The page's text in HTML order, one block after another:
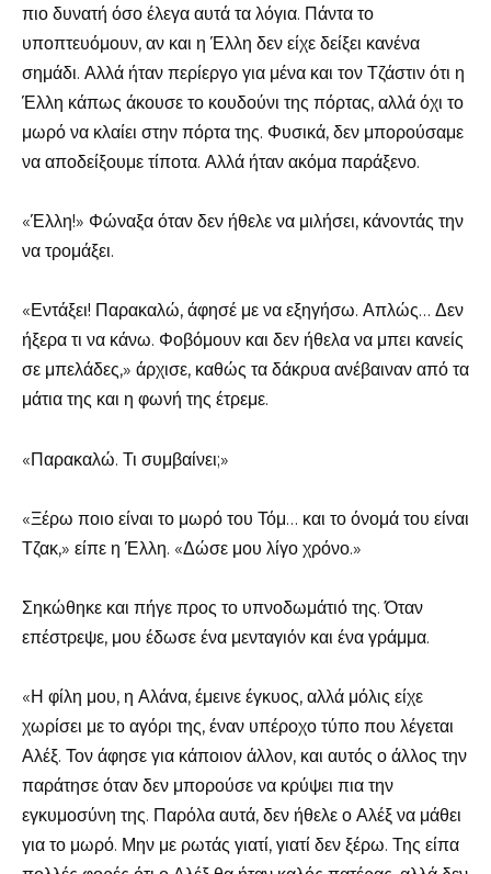
πιο δυνατή όσο έλεγα αυτά τα λόγια. Πάντα το
υποπτευόμουν, αν και η Έλλη δεν είχε δείξει κανένα
σημάδι. Αλλά ήταν περίεργο για μένα και τον Τζάστιν ότι η
Έλλη κάπως άκουσε το κουδούνι της πόρτας, αλλά όχι το
μωρό να κλαίει στην πόρτα της. Φυσικά, δεν μπορούσαμε
να αποδείξουμε τίποτα. Αλλά ήταν ακόμα παράξενο.
«Έλλη!» Φώναξα όταν δεν ήθελε να μιλήσει, κάνοντάς την
να τρομάξει.
«Εντάξει! Παρακαλώ, άφησέ με να εξηγήσω. Απλώς… Δεν
ήξερα τι να κάνω. Φοβόμουν και δεν ήθελα να μπει κανείς
σε μπελάδες,» άρχισε, καθώς τα δάκρυα ανέβαιναν από τα
μάτια της και η φωνή της έτρεμε.
«Παρακαλώ. Τι συμβαίνει;»
«Ξέρω ποιο είναι το μωρό του Τόμ… και το όνομά του είναι
Τζακ,» είπε η Έλλη. «Δώσε μου λίγο χρόνο.»
Σηκώθηκε και πήγε προς το υπνοδωμάτιό της. Όταν
επέστρεψε, μου έδωσε ένα μενταγιόν και ένα γράμμα.
«Η φίλη μου, η Αλάνα, έμεινε έγκυος, αλλά μόλις είχε
χωρίσει με το αγόρι της, έναν υπέροχο τύπο που λέγεται
Αλέξ. Τον άφησε για κάποιον άλλον, και αυτός ο άλλος την
παράτησε όταν δεν μπορούσε να κρύψει πια την
εγκυμοσύνη της. Παρόλα αυτά, δεν ήθελε ο Αλέξ να μάθει
για το μωρό. Μην με ρωτάς γιατί, γιατί δεν ξέρω. Της είπα